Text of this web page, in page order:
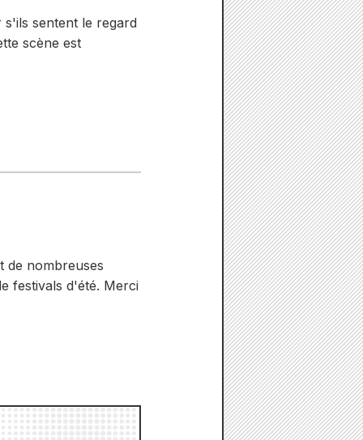
sentent le regard
scène est
de nombreuses
festivals d'été. Merci